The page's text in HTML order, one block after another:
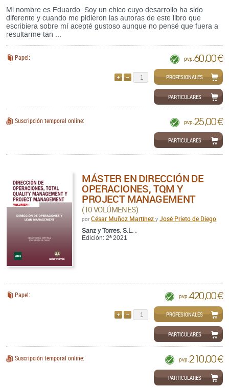
Mi nombre es Eduardo. Soy un chico cuyo desarrollo ha sido
diferente y cuando me pidieron las autoras de este libro que
escribiera sobre mí acepté gustoso aunque no pensé que fuera a
resultarme tan ...
Papel: pvp.60,00 €
QUITARPROFESIONALES
PARTICULARES
Suscripción temporal online: pvp.25,00 €
PARTICULARES
MÁSTER EN DIRECCIÓN DE
OPERACIONES, TQM Y
PROJECT MANAGEMENT
(10 VOLÚMENES)
porCésar Muñoz MartínezyJosé Prieto de Diego
Sanz y Torres, S.L. .
Edición: 2ª 2021
Papel: pvp. 420,00 €
QUITARPROFESIONALES
PARTICULARES
Suscripción temporal online: pvp. 210,00 €
PARTICULARES